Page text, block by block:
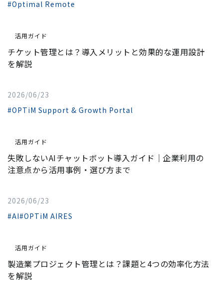
#Optimal Remote
活用ガイド
チケット管理とは？導入メリットと効果的な運用設計
を解説
2026/06/23
#OPTiM Support & Growth Portal
活用ガイド
失敗しないAIチャットボット導入ガイド｜企業利用の
注意点から活用事例・選び方まで
2026/06/23
#AI#OPTiM AIRES
活用ガイド
製造業プロジェクト管理とは？課題と4つの効率化方法
を解説